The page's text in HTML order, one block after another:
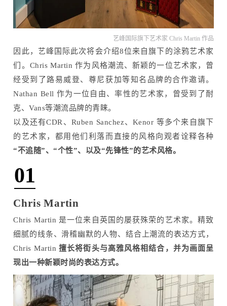
艺峰国际旗下艺术家 Chris Martin 作品
因此，艺峰国际此次将会介绍8位来自旗下的涂鸦艺术家
们。Chris Martin 作为风格潮流、新颖的一位艺术家，曾
经受到了路易威登、尊尼获加等知名品牌的合作邀请。
Nathan Bell 作为一位自由、率性的艺术家，曾受到了耐
克、Vans等潮流品牌的青睐。
以及还有CDR、Ruben Sanchez、Kenor 等多个来自旗下
的艺术家，都用他们利落而直接的风格向观者诠释各种
“不追随”、“个性”、以及“先锋性”的艺术风格。
01
Chris Martin
Chris Martin 是一位来自英国的屡获殊荣的艺术家。精致
细腻的线条、滑稽幽默的人物、结合上潮流的表达方式，
Chris Martin擅长将街头与高雅风格相结合，并为画面呈
现出一种新颖时尚的表达方式。